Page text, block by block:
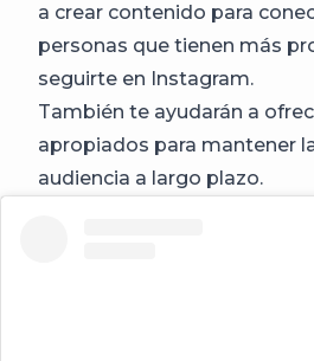
a crear contenido para
personas que tienen más
seguirte en Instagram.
También te ayudarán a
apropiados para mantener
audiencia a largo plazo.